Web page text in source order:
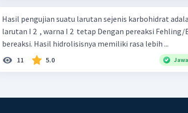
Hasil pengujian suatu larutan sejenis karbohidrat adalah:
larutan I 2 ​ , warna I 2 ​ tetap Dengan pereaksi Fehling/Benedict tidak
bereaksi. Hasil hidrolisisnya memiliki rasa lebih ...
11 5.0